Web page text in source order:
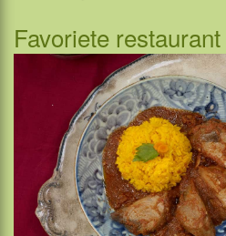
Favoriete restaurant